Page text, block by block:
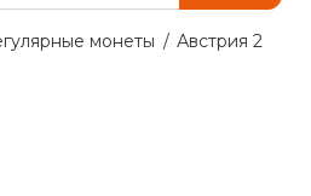
монеты
Австрия 2